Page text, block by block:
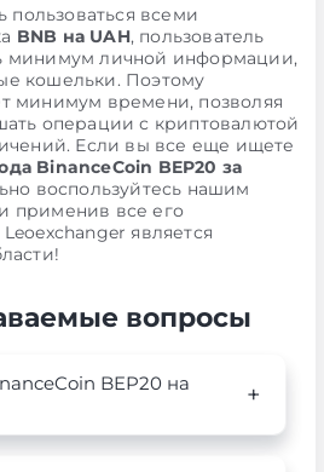
пользоваться всеми
BNB на UAH, пользователь
минимум личной информации,
кошельки. Поэтому
минимум времени, позволяя
операции с криптовалютой
Если вы все еще ищете
BinanceCoin BEP20 за
воспользуйтесь нашим
применив все его
является
вопросы
BEP20 на